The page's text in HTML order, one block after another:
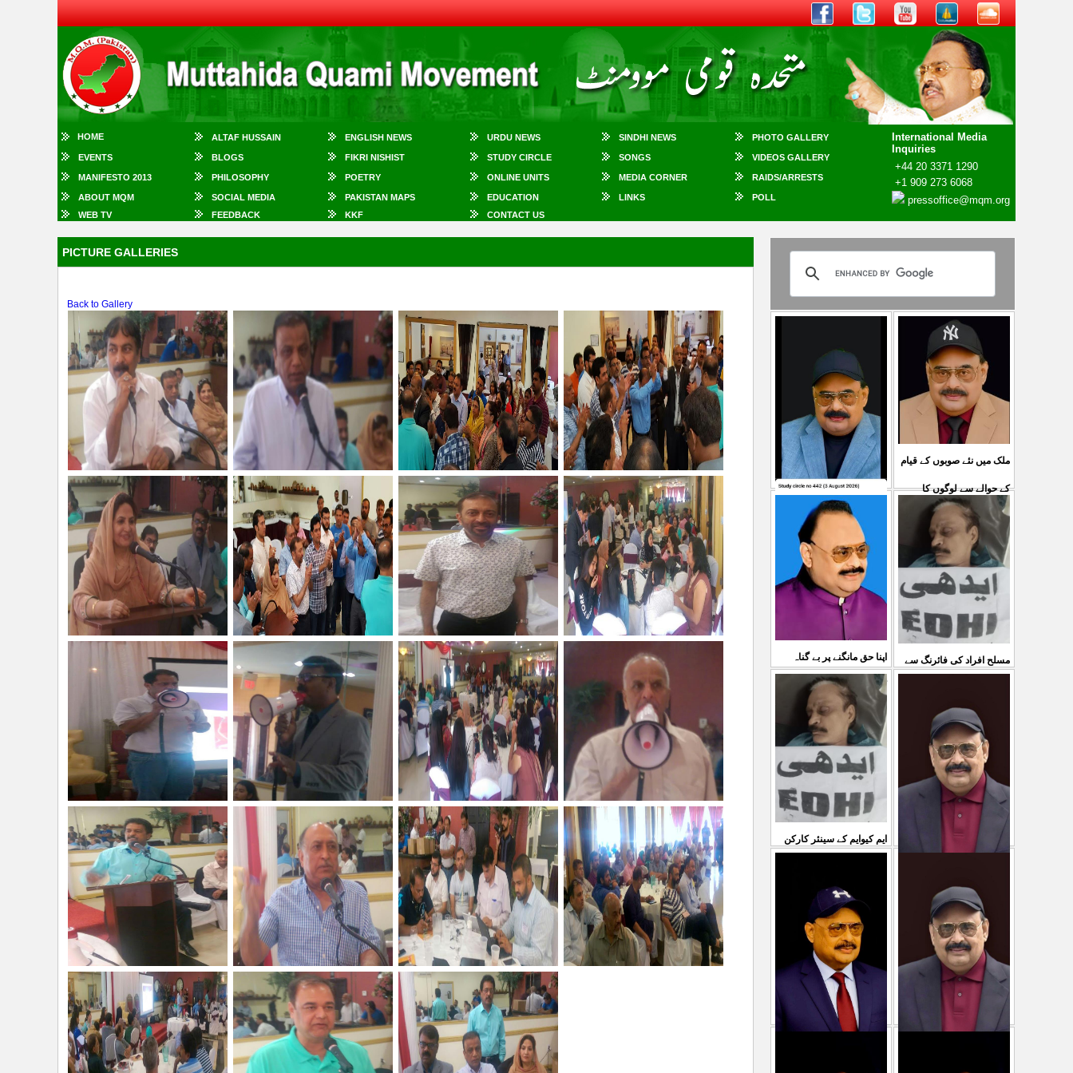
HOME ALTAF HUSSAIN ENGLISH NEWS URDU NEWS SINDHI NEWS PHOTO GALLERY
International Media
Inquiries
+44 20 3371 1290
+1 909 273 6068
pressoffice@mqm.org
EVENTS BLOGS FIKRI NISHIST STUDY CIRCLE SONGS VIDEOS GALLERY
MANIFESTO 2013 PHILOSOPHY POETRY ONLINE UNITS MEDIA CORNER RAIDS/ARRESTS
ABOUT MQM SOCIAL MEDIA PAKISTAN MAPS EDUCATION LINKS
POLL
WEB TV
FEEDBACK KKF CONTACT US
PICTURE GALLERIES
Back to Gallery
کشمیرکا کونہ کونہ لہو
لہو ہے لیکن حکومت کواس
کی کوئی پرواہ نہیں ہے
04 Aug 2026
ملک میں نئے صوبوں کے قیام
کے حوالے سے لوگوں کا
مطالبہ بالکل درست ہے۔ ا
03 Aug 2026
اپنا حق مانگنے پر بے گناہ
کشمیریوں کو گولیاں مارکر
شہ رگ کوکاٹ دیا گی
31 Jul 2026
مسلح افراد کی فائرنگ سے
سمیع الدین رحمانی ک
ایم کیوایم کے سینئر کارکن
شہادت پر متحدہ قومی
سے ہولی کھیلنابند کی جائے،
الطاف حسین...